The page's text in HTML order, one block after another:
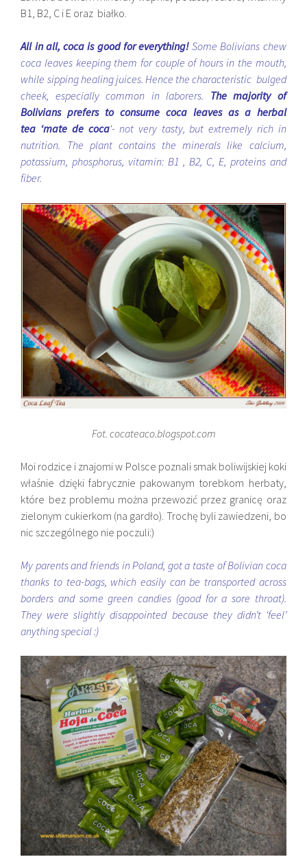
B1, B2, C i E oraz białko.
All in all, coca is good for everything!Some Bolivians chew
coca leaves keeping them for couple of hours in the mouth,
while sipping healing juices. Hence the characteristic bulged
cheek, especially common in laborers. The majority of
Bolivians prefers to consume coca leaves as a herbal
tea ‘mate de coca‘- not very tasty, but extremely rich in
nutrition. The plant contains the minerals like calcium,
potassium, phosphorus, vitamin: B1 , B2, C, E, proteins and
fiber.
Fot. cocateaco.blogspot.com
Moi rodzice i znajomi w Polsce poznali smak boliwijskiej koki
właśnie dzięki fabrycznie pakowanym torebkom herbaty,
które bez problemu można przewozić przez granicę oraz
zielonym cukierkom (na gardło). Trochę byli zawiedzeni, bo
nic szczególnego nie poczuli:)
My parents and friends in Poland, got a taste of Bolivian coca
thanks to tea-bags, which easily can be transported across
borders and some green candies (good for a sore throat).
They were slightly disappointed because they didn’t ‘feel’
anything special :)